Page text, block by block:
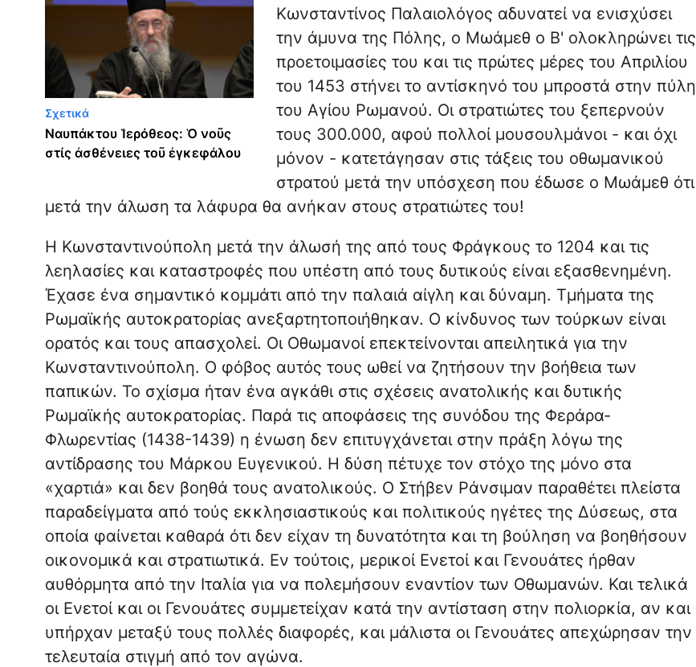
Σχετικά
Ναυπάκτου Ἱερόθεος: Ὁ νοῦς
στίς ἀσθένειες τοῦ ἐγκεφάλου
Κωνσταντίνος Παλαιολόγος αδυνατεί να ενισχύσει
την άμυνα της Πόλης, ο Μωάμεθ ο Β' ολοκληρώνει τις
προετοιμασίες του και τις πρώτες μέρες του Απριλίου
του 1453 στήνει το αντίσκηνό του μπροστά στην πύλη
του Αγίου Ρωμανού. Οι στρατιώτες του ξεπερνούν
τους 300.000, αφού πολλοί μουσουλμάνοι - και όχι
μόνον - κατετάγησαν στις τάξεις του οθωμανικού
στρατού μετά την υπόσχεση που έδωσε ο Μωάμεθ ότι
μετά την άλωση τα λάφυρα θα ανήκαν στους στρατιώτες του!
Η Κωνσταντινούπολη μετά την άλωσή της από τους Φράγκους το 1204 και τις
λεηλασίες και καταστροφές που υπέστη από τους δυτικούς είναι εξασθενημένη.
Έχασε ένα σημαντικό κομμάτι από την παλαιά αίγλη και δύναμη. Τμήματα της
Ρωμαϊκής αυτοκρατορίας ανεξαρτητοποιήθηκαν. Ο κίνδυνος των τούρκων είναι
ορατός και τους απασχολεί. Οι Οθωμανοί επεκτείνονται απειλητικά για την
Κωνσταντινούπολη. Ο φόβος αυτός τους ωθεί να ζητήσουν την βοήθεια των
παπικών. Το σχίσμα ήταν ένα αγκάθι στις σχέσεις ανατολικής και δυτικής
Ρωμαϊκής αυτοκρατορίας. Παρά τις αποφάσεις της συνόδου της Φεράρα-
Φλωρεντίας (1438-1439) η ένωση δεν επιτυγχάνεται στην πράξη λόγω της
αντίδρασης του Μάρκου Ευγενικού. Η δύση πέτυχε τον στόχο της μόνο στα
«χαρτιά» και δεν βοηθά τους ανατολικούς. Ο Στήβεν Ράνσιμαν παραθέτει πλείστα
παραδείγματα από τούς εκκλησιαστικούς και πολιτικούς ηγέτες της Δύσεως, στα
οποία φαίνεται καθαρά ότι δεν είχαν τη δυνατότητα και τη βούληση να βοηθήσουν
οικονομικά και στρατιωτικά. Εν τούτοις, μερικοί Ενετοί και Γενουάτες ήρθαν
αυθόρμητα από την Ιταλία για να πολεμήσουν εναντίον των Οθωμανών. Και τελικά
οι Ενετοί και οι Γενουάτες συμμετείχαν κατά την αντίσταση στην πολιορκία, αν και
υπήρχαν μεταξύ τους πολλές διαφορές, και μάλιστα οι Γενουάτες απεχώρησαν την
τελευταία στιγμή από τον αγώνα.